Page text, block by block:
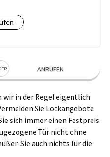
ANRUFEN
wir in der Regel eigentlich
Sie Lockangebote
sich immer einen Festpreis
Tür nicht ohne
Sie auch nichts für die